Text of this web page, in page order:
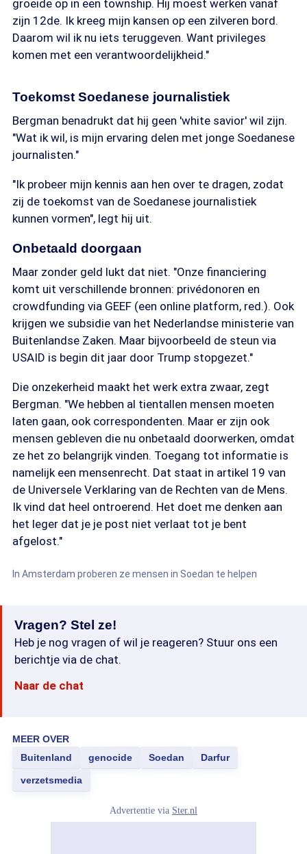
groeide op in een township. Hij moest werken vanaf
zijn 12de. Ik kreeg mijn kansen op een zilveren bord.
Daarom wil ik nu iets teruggeven. Want privileges
komen met een verantwoordelijkheid."
Toekomst Soedanese journalistiek
Bergman benadrukt dat hij geen 'white savior' wil zijn.
"Wat ik wil, is mijn ervaring delen met jonge Soedanese
journalisten."
"Ik probeer mijn kennis aan hen over te dragen, zodat
zij de toekomst van de Soedanese journalistiek
kunnen vormen", legt hij uit.
Onbetaald doorgaan
Maar zonder geld lukt dat niet. "Onze financiering
komt uit verschillende bronnen: privédonoren en
crowdfunding via GEEF (een online platform, red.). Ook
krijgen we subsidie van het Nederlandse ministerie van
Buitenlandse Zaken. Maar bijvoorbeeld de steun via
USAID is begin dit jaar door Trump stopgezet."
Die onzekerheid maakt het werk extra zwaar, zegt
Bergman. "We hebben al tientallen mensen moeten
laten gaan, ook correspondenten. Maar er zijn ook
mensen gebleven die nu onbetaald doorwerken, omdat
ze het zo belangrijk vinden. Toegang tot informatie is
namelijk een mensenrecht. Dat staat in artikel 19 van
de Universele Verklaring van de Rechten van de Mens.
Ik vind dat heel ontroerend. Het doet me denken aan
het leger dat je je post niet verlaat tot je bent
afgelost."
In Amsterdam proberen ze mensen in Soedan te helpen
Vragen? Stel ze!
Heb je nog vragen of wil je reageren? Stuur ons een
berichtje via de chat.
Naar de chat
MEER OVER
Buitenland
genocide Soedan Darfur
verzetsmedia
Advertentie via Ster.nl